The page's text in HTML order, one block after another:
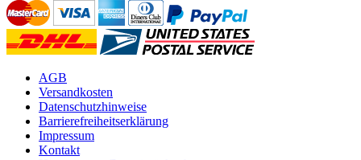
AGB
Versandkosten
Datenschutzhinweise
Barrierefreiheitserklärung
Impressum
Kontakt